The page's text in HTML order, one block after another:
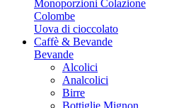
Monoporzioni Colazione
Colombe
Uova di cioccolato
Caffè & Bevande
Bevande
Alcolici
Analcolici
Birre
Bottiglie Mignon